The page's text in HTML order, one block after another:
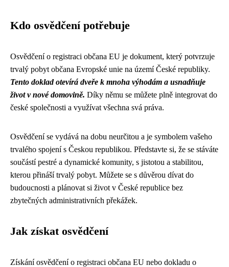
Kdo osvědčení potřebuje
Osvědčení o registraci občana EU je dokument, který potvrzuje
trvalý pobyt občana Evropské unie na území České republiky.
Tento doklad otevírá dveře k mnoha výhodám a usnadňuje
život v nové domovině. Díky němu se můžete plně integrovat do
české společnosti a využívat všechna svá práva.
Osvědčení se vydává na dobu neurčitou a je symbolem vašeho
trvalého spojení s Českou republikou. Představte si, že se stáváte
součástí pestré a dynamické komunity, s jistotou a stabilitou,
kterou přináší trvalý pobyt. Můžete se s důvěrou dívat do
budoucnosti a plánovat si život v České republice bez
zbytečných administrativních překážek.
Jak získat osvědčení
Získání osvědčení o registraci občana EU nebo dokladu o